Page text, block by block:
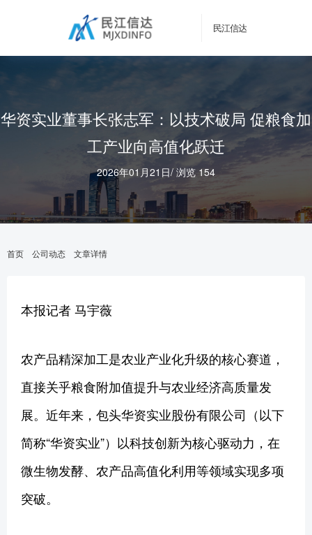
民江信达
华资实业董事长张志军：以技术破局 促粮食加
工产业向高值化跃迁
2026年01月21日/ 浏览 154
首页 公司动态 文章详情
本报记者 马宇薇
农产品精深加工是农业产业化升级的核心赛道，
直接关乎粮食附加值提升与农业经济高质量发
展。近年来，包头华资实业股份有限公司（以下
简称“华资实业”）以科技创新为核心驱动力，在
微生物发酵、农产品高值化利用等领域实现多项
突破。